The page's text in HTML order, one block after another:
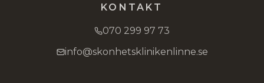
KONTAKT
070 299 97 73
info@skonhetsklinikenlinne.se